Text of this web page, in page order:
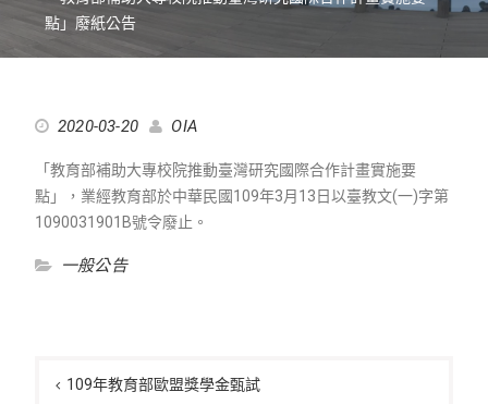
點」廢紙公告
2020-03-20 OIA
「教育部補助大專校院推動臺灣研究國際合作計畫實施要
點」，業經教育部於中華民國109年3月13日以臺教文(一)字第
1090031901B號令廢止。
一般公告
章 109年教育部歐盟獎學金甄試